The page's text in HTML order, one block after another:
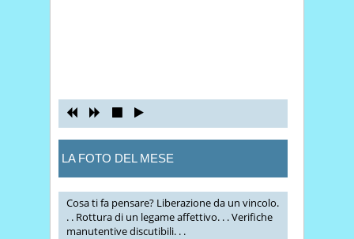
LA FOTO DEL MESE
Cosa ti fa pensare? Liberazione da un vincolo.
. . Rottura di un legame affettivo. . . Verifiche
manutentive discutibili. . .